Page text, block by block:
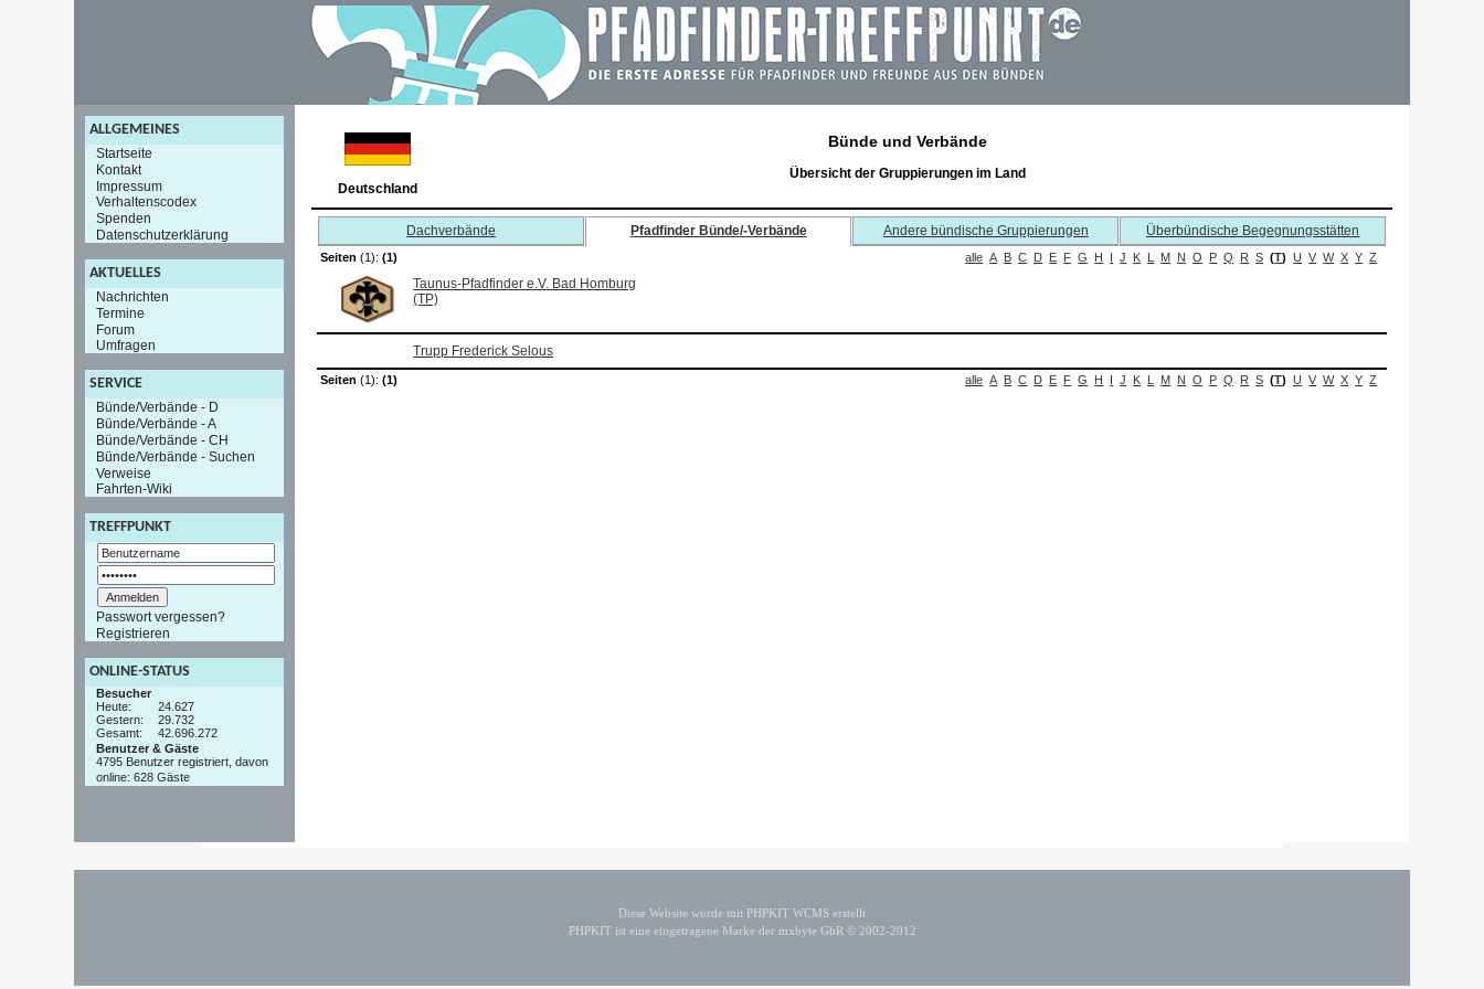
ALLGEMEINES
Startseite
Kontakt
Impressum
Verhaltenscodex
Spenden
Datenschutzerklärung
AKTUELLES
Nachrichten
Termine
Forum
Umfragen
SERVICE
Bünde/Verbände - D
Bünde/Verbände - A
Bünde/Verbände - CH
Bünde/Verbände - Suchen
Verweise
Fahrten-Wiki
TREFFPUNKT
Passwort vergessen?
Registrieren
ONLINE-STATUS
Besucher
Heute:
24.627
Gestern:
29.732
Gesamt:
42.696.272
Benutzer & Gäste
4795 Benutzer registriert, davon
online: 628 Gäste
Deutschland
Bünde und Verbände
Übersicht der Gruppierungen im Land
Dachverbände Pfadfinder Bünde/-Verbände Andere bündische Gruppierungen Überbündische Begegnungsstätten
Seiten (1):(1) alle A B C D E F G H I J K L M N O P Q R S (T) U V W X Y Z
Taunus-Pfadfinder e.V. Bad Homburg
(TP)
Trupp Frederick Selous
Seiten (1):(1) alle A B C D E F G H I J K L M N O P Q R S (T) U V W X Y Z
Diese Website wurde mit PHPKIT WCMS erstellt
PHPKIT ist eine eingetragene Marke der mxbyte GbR © 2002-2012